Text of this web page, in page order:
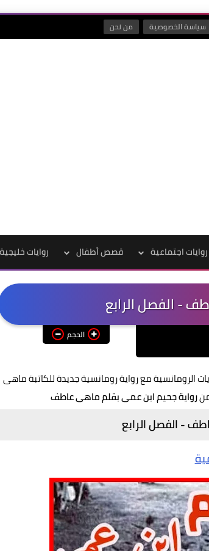
سياسة الخصوصية من نحن
روايات اجتماعية قصص أطفال روايات خليجية
- الفصل الرابع
الحجم
الرومانسية مع رواية رومانسية جديدة للكاتبة ماهى
رواية جحيم ابن عمى بقلم ماهى عاطف
- الفصل الرابع